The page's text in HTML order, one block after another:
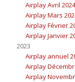
Airplay Avril 2024
Airplay Mars
Airplay Février
Airplay Janvier
2023
Airplay annuel
Airplay
Airplay